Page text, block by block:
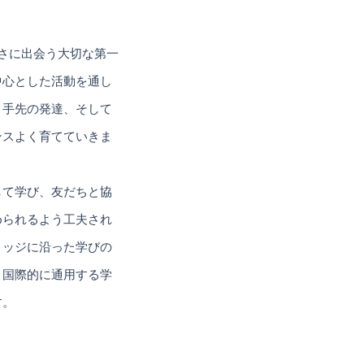
に出会う大切な第一
とした活動を通し
先の発達、そして
よく育てていきま
学び、友だちと協
れるよう工夫され
ジに沿った学びの
際的に通用する学